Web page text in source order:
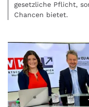
gesetzliche Pflicht,
Chancen bietet.